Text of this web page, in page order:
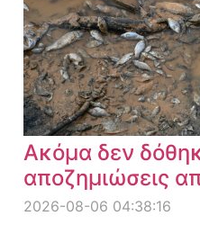
Ακόμα δεν
αποζημιώσεις
2026-08-06 04:38:16